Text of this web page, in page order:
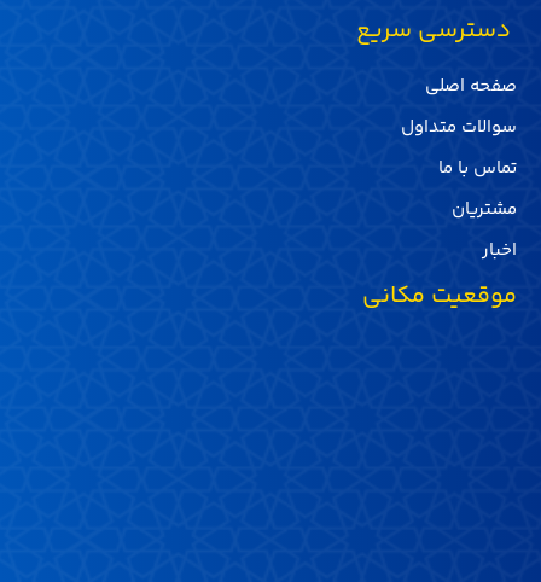
‌ دسترسی سریع
صفحه اصلی
سوالات متداول
تماس با ما
مشتریان
اخبار
موقعیت مکانی